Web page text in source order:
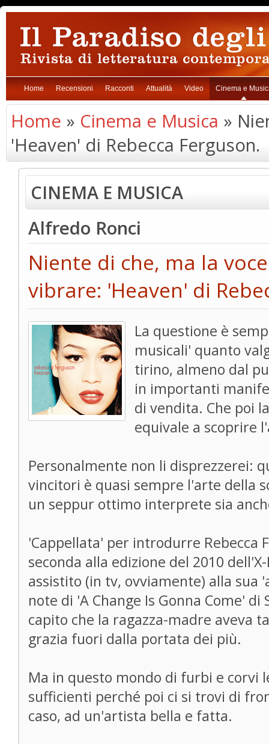
Home Recensioni Racconti Attualità Video Cinema e
Home » Cinema e Musica »
'Heaven' di Rebecca Ferguson.
CINEMA E MUSICA
Alfredo Ronci
Niente di che, ma la
vibrare: 'Heaven' di
La questione è
musicali' quanto
tirino, almeno dal
in importanti
di vendita. Che poi
equivale a scoprire
Personalmente non li disprezzerei:
vincitori è quasi sempre l'arte della
un seppur ottimo interprete sia
'Cappellata' per introdurre Rebecca
seconda alla edizione del 2010
assistito (in tv, ovviamente) alla sua
note di 'A Change Is Gonna Come' di
capito che la ragazza-madre aveva
grazia fuori dalla portata dei più.
Ma in questo mondo di furbi e corvi
sufficienti perché poi ci si trovi di
caso, ad un'artista bella e fatta.